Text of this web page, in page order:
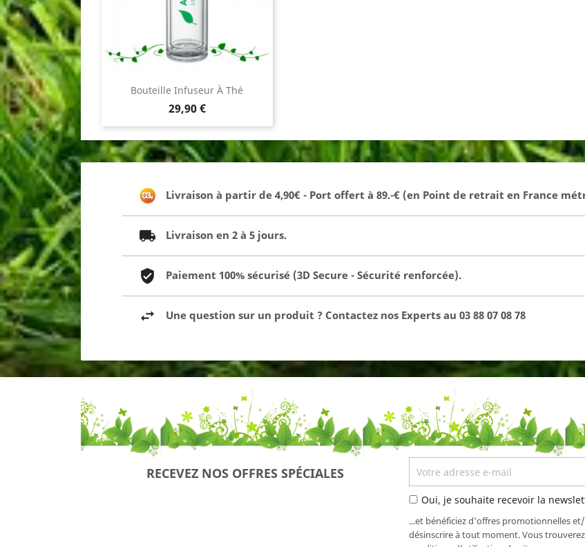
Bouteille Infuseur À Thé
Prix
29,90 €
Livraison à partir de 4,90€ - Port offert à 89.-€ (en Point de retrait en France
Livraison en 2 à 5 jours.
Paiement 100% sécurisé (3D Secure - Sécurité renforcée).
Une question sur un produit ? Contactez nos Experts au 03 88 07 08 78
RECEVEZ NOS OFFRES SPÉCIALES
Oui, je souhaite recevoir la
...et bénéficiez d'offres promotionnelles
désinscrire à tout moment. Vous